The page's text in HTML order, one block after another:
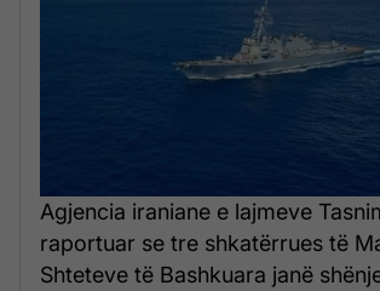
Agjencia iraniane e lajmeve
raportuar se tre shkatërrues të
Shteteve të Bashkuara janë